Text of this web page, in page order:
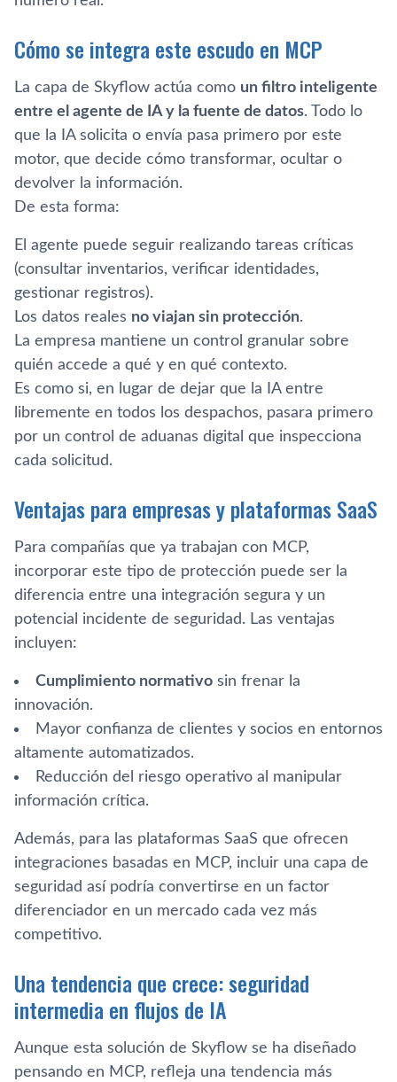
Cómo se integra este escudo en MCP
La capa de Skyflow actúa como un filtro inteligente
entre el agente de IA y la fuente de datos. Todo lo
que la IA solicita o envía pasa primero por este
motor, que decide cómo transformar, ocultar o
devolver la información.
De esta forma:
El agente puede seguir realizando tareas críticas
(consultar inventarios, verificar identidades,
gestionar registros).
Los datos reales no viajan sin protección.
La empresa mantiene un control granular sobre
quién accede a qué y en qué contexto.
Es como si, en lugar de dejar que la IA entre
libremente en todos los despachos, pasara primero
por un control de aduanas digital que inspecciona
cada solicitud.
Ventajas para empresas y plataformas SaaS
Para compañías que ya trabajan con MCP,
incorporar este tipo de protección puede ser la
diferencia entre una integración segura y un
potencial incidente de seguridad. Las ventajas
incluyen:
Cumplimiento normativo sin frenar la
innovación.
Mayor confianza de clientes y socios en entornos
altamente automatizados.
Reducción del riesgo operativo al manipular
información crítica.
Además, para las plataformas SaaS que ofrecen
integraciones basadas en MCP, incluir una capa de
seguridad así podría convertirse en un factor
diferenciador en un mercado cada vez más
competitivo.
Una tendencia que crece: seguridad
intermedia en flujos de IA
Aunque esta solución de Skyflow se ha diseñado
pensando en MCP, refleja una tendencia más